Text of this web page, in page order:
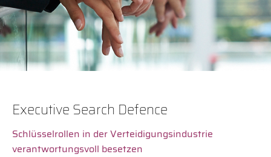
Executive Search Defence
Schlüsselrollen in der Verteidigungsindustrie
verantwortungsvoll besetzen